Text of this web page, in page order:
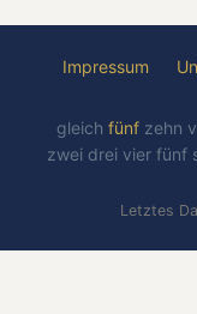
Impressum
gleich fünf zehn
zwei drei vier fünf
Letztes